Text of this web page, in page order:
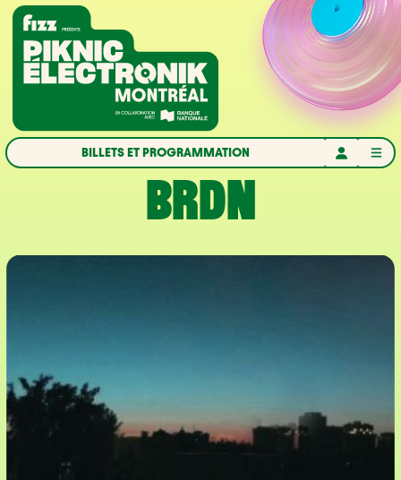
Aller à la navigation
Aller au contenu
Accueil
BILLETS ET PROGRAMMATION
BRDN